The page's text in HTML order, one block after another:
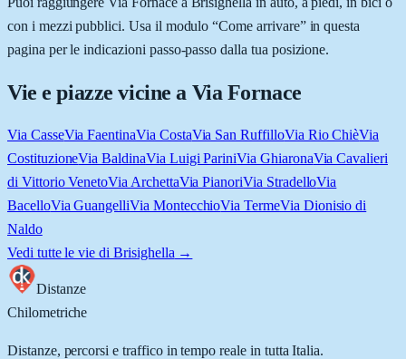
con i mezzi pubblici. Usa il modulo “Come arrivare” in questa
pagina per le indicazioni passo-passo dalla tua posizione.
Vie e piazze vicine a Via Fornace
Via CasseVia FaentinaVia CostaVia San RuffilloVia Rio ChièVia
CostituzioneVia BaldinaVia Luigi PariniVia GhiaronaVia Cavalieri
di Vittorio VenetoVia ArchettaVia PianoriVia StradelloVia
BacelloVia GuangelliVia MontecchioVia TermeVia Dionisio di
Naldo
Vedi tutte le vie di Brisighella →
Distanze
Chilometriche
Distanze, percorsi e traffico in tempo reale in tutta Italia.